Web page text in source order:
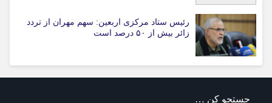
رئیس ستاد مرکزی اربعین: سهم مهران از تردد
زائر بیش از ۵۰ درصد است
جستجو کن …